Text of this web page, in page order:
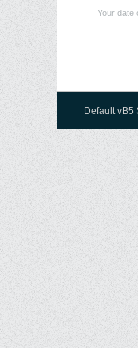
Your date
Default vB5